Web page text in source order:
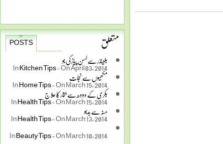
متعلق
POSTS
بلینڈر سے لہسن پیاز کی بو
InKitchen Tips-On April 03, 2014
مکھیوں سے نجات InHome Tips-On March 15, 2014
بکری کے دودھ سے بخار کا علاج InHealth Tips-On March 15, 2014
منہ سے بدبو InHealth Tips-On March 13, 2014
InBeauty Tips-On March 10, 2014